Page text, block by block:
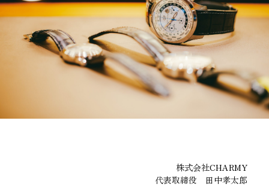
株式会社CHARMY
代表取締役 田中孝太郎